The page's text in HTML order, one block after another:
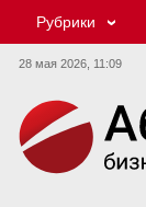
Рубрики
28 мая 2026, 11:09